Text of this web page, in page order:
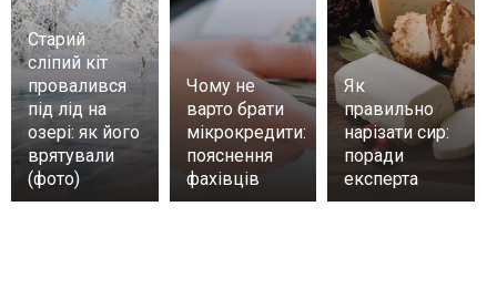
Старий
сліпий кіт
провалився
під лід на
озері: як його
врятували
(фото)
Чому не
варто брати
мікрокредити:
пояснення
фахівців
Як
правильно
нарізати сир:
поради
експерта